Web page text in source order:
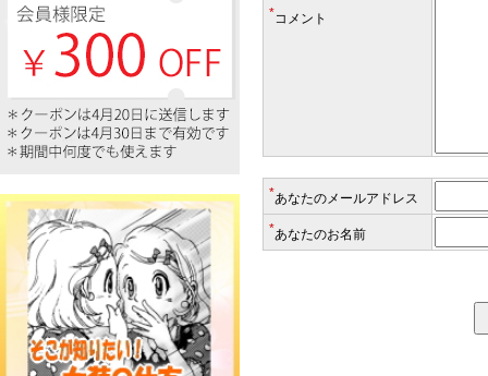
*コメント
*あなたのメールアドレス
*あなたのお名前